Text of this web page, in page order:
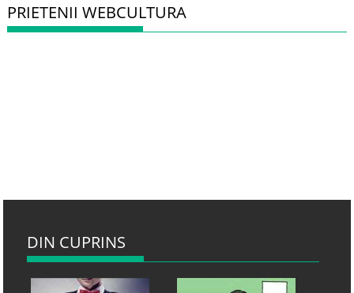
PRIETENII WEBCULTURA
DIN CUPRINS